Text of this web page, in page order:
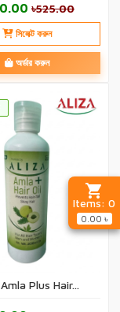
Items: 0
0.00 ৳
৳525.00
সিলেক্ট করুন
অর্ডার করুন
Plus Hair...